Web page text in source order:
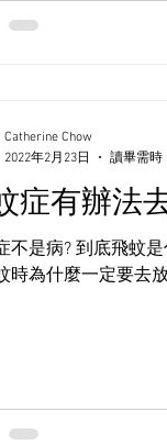
症有辦法
病? 到底飛蚊是什麼? 飛蚊症的成因
時為什麼一定要去
Catherine Chow
2022年2月23日
讀畢需時